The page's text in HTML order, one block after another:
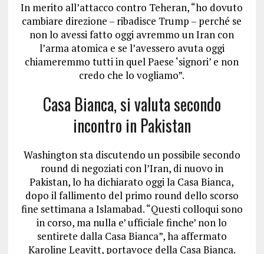
In merito all’attacco contro Teheran, “ho dovuto
cambiare direzione – ribadisce Trump – perché se
non lo avessi fatto oggi avremmo un Iran con
l’arma atomica e se l’avessero avuta oggi
chiameremmo tutti in quel Paese ‘signori’ e non
credo che lo vogliamo”.
Casa Bianca, si valuta secondo
incontro in Pakistan
Washington sta discutendo un possibile secondo
round di negoziati con l’Iran, di nuovo in
Pakistan, lo ha dichiarato oggi la Casa Bianca,
dopo il fallimento del primo round dello scorso
fine settimana a Islamabad. “Questi colloqui sono
in corso, ma nulla e’ ufficiale finche’ non lo
sentirete dalla Casa Bianca”, ha affermato
Karoline Leavitt, portavoce della Casa Bianca.